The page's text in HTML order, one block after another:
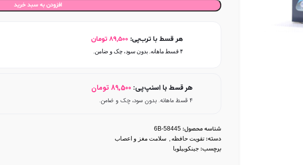
افزودن به سبد خرید
هر قسط با ترب‌پی:89,500 تومان
۴ قسط ماهانه. بدون سود، چک و ضامن.
هر قسط با اسنپ‌پی:89,500 تومان
۴ قسط ماهانه. بدون سود، چک و ضامن.
شناسه محصول:6B-58445
دسته: تقویت حافظه, سلامت مغز و اعصاب
برچسب: جینکوبیلوبا